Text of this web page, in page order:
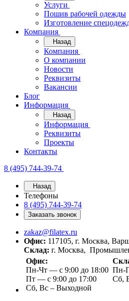
Услуги
Пошив рабочей одежды
Изготовление
Компания
Назад
Компания
О компании
Новости
Реквизиты
Вакансии
Блог
Информация
Назад
Информация
Реквизиты
Проекты
Контакты
8 (495) 744-39-74
Назад
Телефоны
8 (495) 744-39-74
Заказать звонок
zakaz@filatex.ru
Офис: 117105, г. Москва,
Склад: г. Москва,
Офис:
Пн-Чт — с 9:00 до 18:00
Пт — с 9:00 до 17:00
Сб, Вс – Выходной
Пн-
Сб,